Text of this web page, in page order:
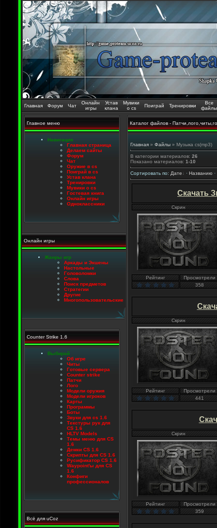
Главная Форум Чат
Онлайн
игры
Устав
клана
Мувики
о cs
Поиграй Тренировки
Все
файлы
Главное меню
Навигация
Главная страница
Делаем сайты
Форум
Чат
Оружие в cs
Поиграй в cs
Устав клана
Тренировки
Мувики о cs
Гостевая книга
Онлайн игры
Одноклассники
Онлайн игры
Жанры игр
Аркады и Экшены
Настольные
Головоломки
Слова
Поиск предметов
Стратегии
Другие
Многопользовательские
Counter Strike 1.6
Выбирай
Об игре
Читы
Готовые сервера
Counter strike
Патчи
Лого
Модели оружия
Модели игроков
Карты
Программы
Боты
Звуки для cs 1.6
Текстуры рук для
CS 1.6
HLTV Models
Темы меню для CS
1.6
Демки CS 1.6
Скрипты для CS 1.6
Русификатор CS 1.6
Waypoint'ы для CS
1.6
Конфиги
профессионалов
Всё для uCoz
Каталог файлов -
Главная » Файлы » Музыка cs(mp3)
В категории материалов: 26
Показано материалов: 1-10
Сортировать по: Дате · Названию ·
Скачать
Скрин
Рейтинг
Просмотрели
358
Скрин
Рейтинг
Просмотрели
441
Скрин
Рейтинг
Просмотрели
359